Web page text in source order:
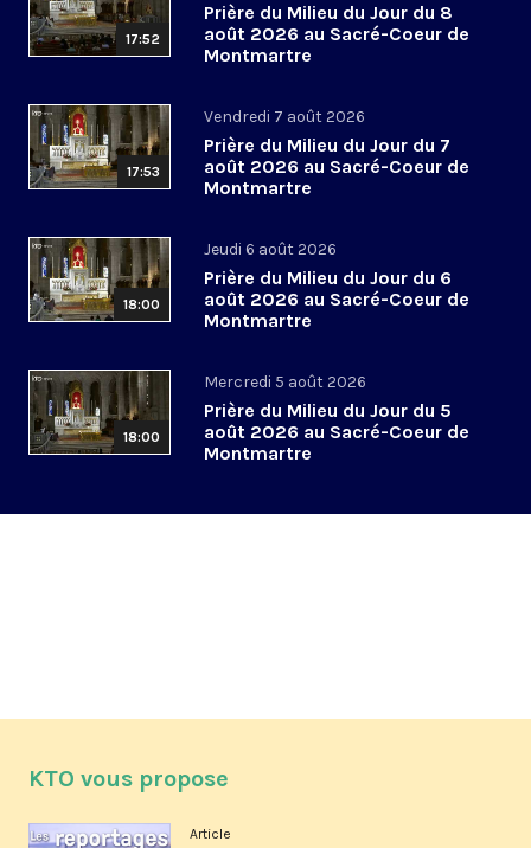
17:52
Prière du Milieu du Jour du 8
août 2026 au Sacré-Coeur de
Montmartre
17:53
Vendredi 7 août 2026
Prière du Milieu du Jour du 7
août 2026 au Sacré-Coeur de
Montmartre
18:00
Jeudi 6 août 2026
Prière du Milieu du Jour du 6
août 2026 au Sacré-Coeur de
Montmartre
18:00
Mercredi 5 août 2026
Prière du Milieu du Jour du 5
août 2026 au Sacré-Coeur de
Montmartre
KTO vous propose
Article